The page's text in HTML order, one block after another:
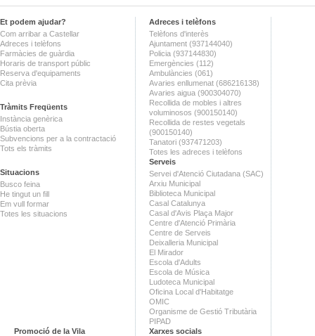
Et podem ajudar?
Com arribar a Castellar
Adreces i telèfons
Farmàcies de guàrdia
Horaris de transport públic
Reserva d'equipaments
Cita prèvia
Tràmits Freqüents
Instància genèrica
Bústia oberta
Subvencions per a la contractació
Tots els tràmits
Situacions
Busco feina
He tingut un fill
Em vull formar
Totes les situacions
Adreces i telèfons
Telèfons d'interès
Ajuntament (937144040)
Policia (937144830)
Emergències (112)
Ambulàncies (061)
Avaries enllumenat (686216138)
Avaries aigua (900304070)
Recollida de mobles i altres
voluminosos (900150140)
Recollida de restes vegetals
(900150140)
Tanatori (937471203)
Totes les adreces i telèfons
Serveis
Servei d'Atenció Ciutadana (SAC)
Arxiu Municipal
Biblioteca Municipal
Casal Catalunya
Casal d'Avis Plaça Major
Centre d'Atenció Primària
Centre de Serveis
Deixalleria Municipal
El Mirador
Escola d'Adults
Escola de Música
Ludoteca Municipal
Oficina Local d'Habitatge
OMIC
Organisme de Gestió Tributària
PIPAD
Promoció de la Vila
Xarxes socials